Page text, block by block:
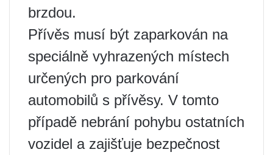
brzdou.
Přívěs musí být zaparkován na
speciálně vyhrazených místech
určených pro parkování
automobilů s přívěsy. V tomto
případě nebrání pohybu ostatních
vozidel a zajišťuje bezpečnost